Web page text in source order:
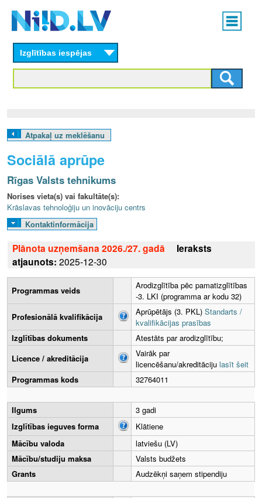
content
Main
menu
L
V
Izglītības iespējas
Atpakaļ uz meklēšanu
Sociālā aprūpe
Rīgas Valsts tehnikums
Norises vieta(s) vai fakultāte(s):
Krāslavas tehnoloģiju un inovāciju centrs
Kontaktinformācija
Plānota uzņemšana 2026./27. gadā
Ieraksts
atjaunots: 2025-12-30
Programmas veids
Arodizglītība pēc pamatizglītības
-3. LKI (programma ar kodu 32)
Profesionālā kvalifikācija
Aprūpētājs (3. PKL) Standarts /
kvalifikācijas prasības
Izglītības dokuments
Atestāts par arodizglītību;
Licence / akreditācija
Vairāk par
licencēšanu/akreditāciju lasīt šeit
Programmas kods
32764011
Ilgums
3 gadi
Izglītības ieguves forma
Klātiene
Mācību valoda
latviešu (LV)
Mācību/studiju maksa
Valsts budžets
Grants
Audzēkņi saņem stipendiju